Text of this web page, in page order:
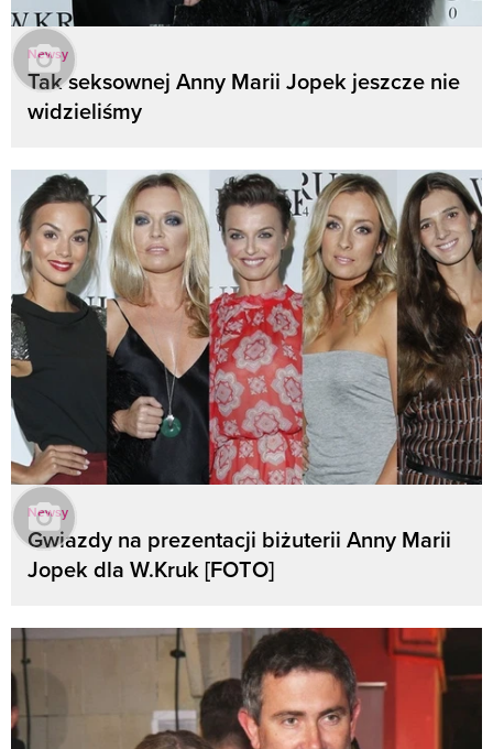
Newsy
Tak seksownej Anny Marii Jopek jeszcze nie
widzieliśmy
Newsy
Gwiazdy na prezentacji biżuterii Anny Marii
Jopek dla W.Kruk [FOTO]